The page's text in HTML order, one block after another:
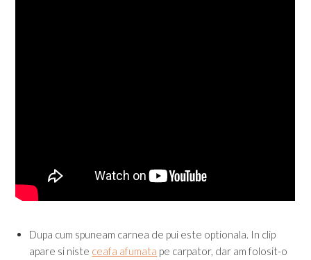
Dupa cum spuneam carnea de pui este optionala. In clip
apare si niste ceafa afumata pe carpator, dar am folosit-o